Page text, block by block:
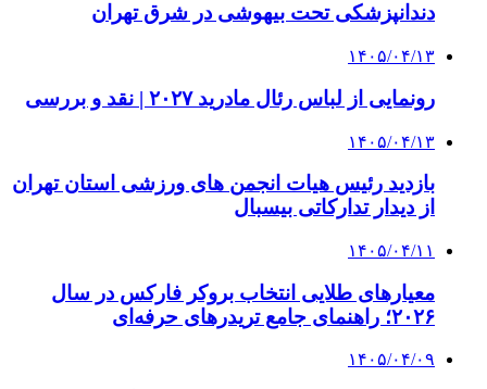
دندانپزشکی تحت بیهوشی در شرق تهران
۱۴۰۵/۰۴/۱۳
رونمایی از لباس رئال مادرید ۲۰۲۷ | نقد و بررسی
۱۴۰۵/۰۴/۱۳
بازدید رئیس هیات انجمن های ورزشی استان تهران
از دیدار تدارکاتی بیسبال
۱۴۰۵/۰۴/۱۱
معیارهای طلایی انتخاب بروکر فارکس در سال
۲۰۲۶؛ راهنمای جامع تریدرهای حرفه‌ای
۱۴۰۵/۰۴/۰۹